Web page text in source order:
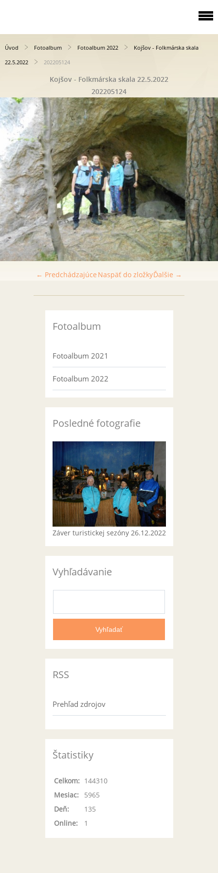
Úvod Fotoalbum Fotoalbum 2022
Kojšov - Folkmárska skala
22.5.2022
202205124
Kojšov - Folkmárska skala 22.5.2022
202205124
← Predchádzajúce Ďalšie →
Naspäť do zložky
Fotoalbum
Fotoalbum 2021
Fotoalbum 2022
Posledné fotografie
Záver turistickej sezóny 26.12.2022
Vyhľadávanie
RSS
Prehľad zdrojov
Štatistiky
Online: 1
Celkom: 144310
Mesiac:
5965
Deň:
135